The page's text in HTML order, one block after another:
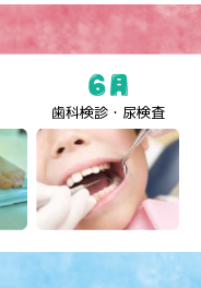
歯科検診・尿検査